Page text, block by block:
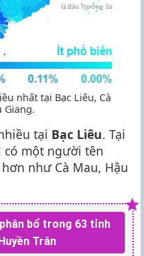
nhất tại Bạc Liêu, Cà
Giang.
tại Bạc Liêu. Tại
có một người tên
như Cà Mau, Hậu
bổ trong 63 tỉnh
Trân